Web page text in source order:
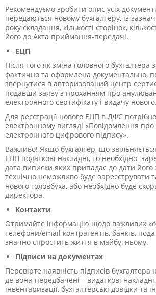
Рекомендуємо зробити опис усіх
передаються новому бухгалтеру, із
року складання, кількості сторінок,
його до Акта приймання-передачі.
ЕЦП
Після того як зміна головного бухгалтера
фактично та оформлена документально,
звернутися в авторизований центр
подавши заяву з проханням про
електронного сертифікату і видачу нового.
Для реєстрації нового ЕЦП в ДФС
електронному вигляді «Повідомлення
електронного цифрового підпису».
Важливо! Якщо бухгалтер, що
ЕЦП податкові накладні, то необхідно
дата виписки яких припадає до дати його
технічно неможливо буде зареєструвати
нового головбуха, або необхідно буде
директора.
Контакти
Отримайте інформацію щодо важливих
телефони/email контрагентів, банків,
значно спростить життя в майбутньому.
Підписи на документах
Перевірте наявність підписів бухгалтера
де вони передбачені – видаткові
інвентаризації, бухгалтерські довідки та